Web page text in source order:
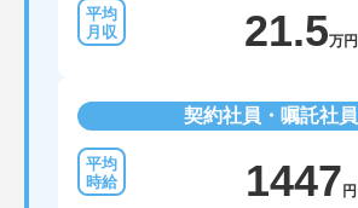
21.5万円
契約社員・嘱託社員
1447 円